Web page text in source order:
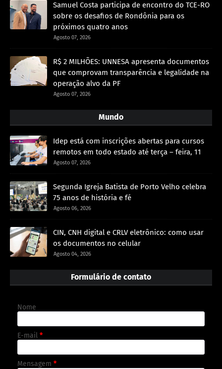
Samuel Costa participa de encontro do TCE-RO
sobre os desafios de Rondônia para os
próximos quatro anos
Agosto 07, 2026
R$ 2 MILHÕES: UNNESA apresenta documentos
que comprovam transparência e legalidade na
operação alvo da PF
Agosto 07, 2026
Mundo
Idep está com inscrições abertas para cursos
remotos em todo estado até terça – feira, 11
Agosto 07, 2026
Segunda Igreja Batista de Porto Velho celebra
75 anos de história e fé
Agosto 06, 2026
CIN, CNH digital e CRLV eletrônico: como usar
os documentos no celular
Agosto 04, 2026
Formulário de contato
Nome
E-mail *
Mensagem *